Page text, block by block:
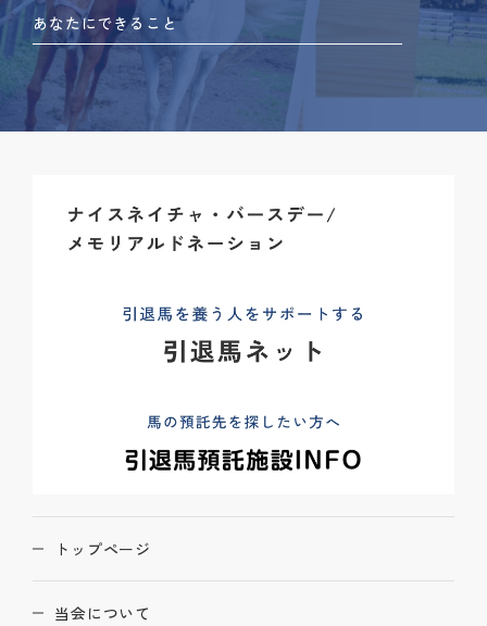
あなたにできること
トップページ
当会について